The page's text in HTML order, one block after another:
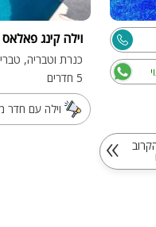
וילה קינג
כנרת וטבריה,
5 חדרים
וילה עם חדר
»